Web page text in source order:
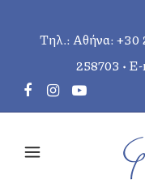
Τηλ.: Αθήνα:+30
258703 •